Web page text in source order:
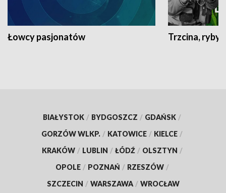
Łowcy pasjonatów Trzcina, ryby
BIAŁYSTOK / BYDGOSZCZ / GDAŃSK /
GORZÓW WLKP. / KATOWICE / KIELCE /
KRAKÓW / LUBLIN / ŁÓDŹ / OLSZTYN /
OPOLE / POZNAŃ / RZESZÓW /
SZCZECIN / WARSZAWA / WROCŁAW